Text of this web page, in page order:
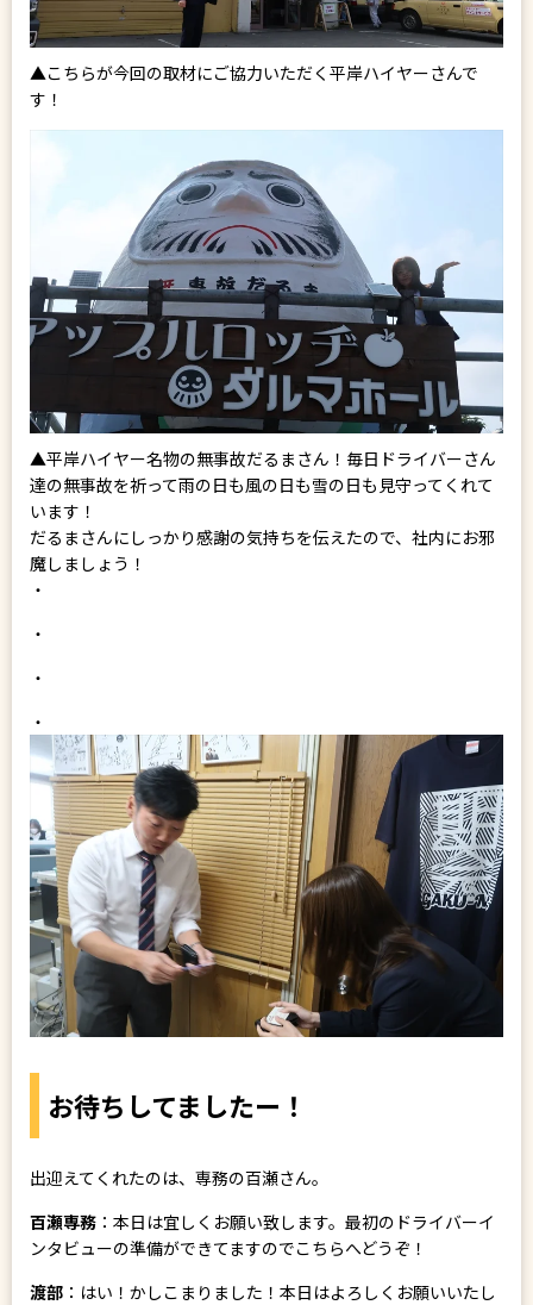
▲こちらが今回の取材にご協力いただく平岸ハイヤーさんで
す！
▲平岸ハイヤー名物の無事故だるまさん！毎日ドライバーさん
達の無事故を祈って雨の日も風の日も雪の日も見守ってくれて
います！
だるまさんにしっかり感謝の気持ちを伝えたので、社内にお邪
魔しましょう！
・
・
・
・
お待ちしてましたー！
出迎えてくれたのは、専務の百瀬さん。
百瀬専務 ：本日は宜しくお願い致します。最初のドライバーイ
ンタビューの準備ができてますのでこちらへどうぞ！
渡部 ：はい！かしこまりました！本日はよろしくお願いいたし